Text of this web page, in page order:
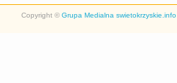
Copyright © Grupa Medialna swietokrzyskie.info